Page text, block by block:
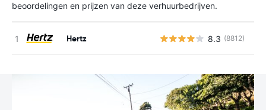
beoordelingen en prijzen van deze verhuurbedrijven.
Hertz 8.3 (8812)